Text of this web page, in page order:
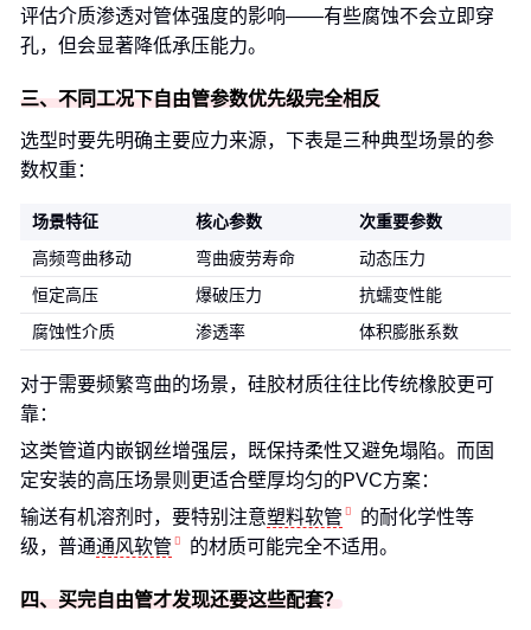
评估介质渗透对管体强度的影响——有些腐蚀不会立即穿
孔，但会显著降低承压能力。
三、不同工况下自由管参数优先级完全相反
选型时要先明确主要应力来源，下表是三种典型场景的参
数权重：
场景特征 核心参数
次重要参数
高频弯曲移动
弯曲疲劳寿命
动态压力
恒定高压
爆破压力
抗蠕变性能
腐蚀性介质
渗透率 体积膨胀系数
对于需要频繁弯曲的场景，硅胶材质往往比传统橡胶更可
靠：
这类管道内嵌钢丝增强层，既保持柔性又避免塌陷。而固
定安装的高压场景则更适合壁厚均匀的PVC方案：
输送有机溶剂时，要特别注意塑料软管
的耐化学性等
级，普通通风软管 的材质可能完全不适用。
四、买完自由管才发现还要这些配套？